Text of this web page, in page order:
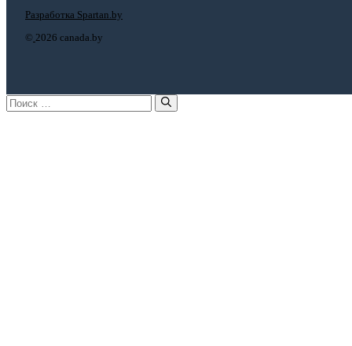
© 2026 canada.by
Разработка Spartan.by
Поиск: